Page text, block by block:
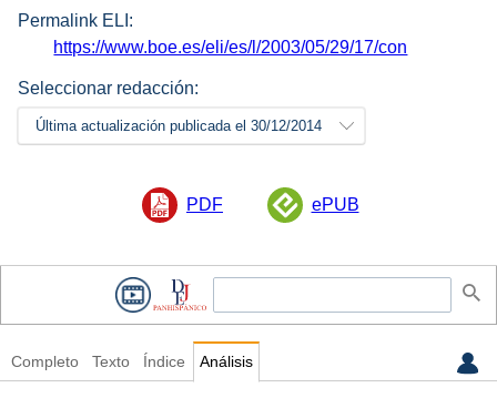
Permalink ELI:
https://www.boe.es/eli/es/l/2003/05/29/17/con
Seleccionar redacción:
Última actualización publicada el 30/12/2014
PDF ePUB
Completo Texto Índice Análisis